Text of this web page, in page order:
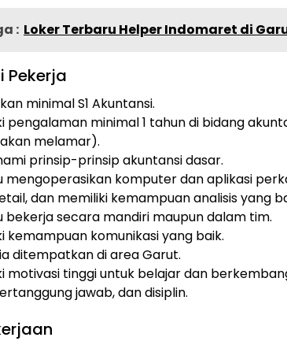
: Loker Terbaru Helper Indomaret di
Pekerja
minimal S1 Akuntansi.
pengalaman minimal 1 tahun di bidang
melamar).
prinsip-prinsip akuntansi dasar.
mengoperasikan komputer dan aplikasi
dan memiliki kemampuan analisis yang
bekerja secara mandiri maupun dalam tim.
kemampuan komunikasi yang baik.
ditempatkan di area Garut.
motivasi tinggi untuk belajar dan
jawab, dan disiplin.